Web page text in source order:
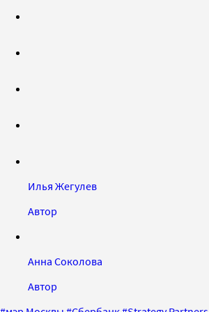
Илья Жегулев
Автор
Анна Соколова
Автор